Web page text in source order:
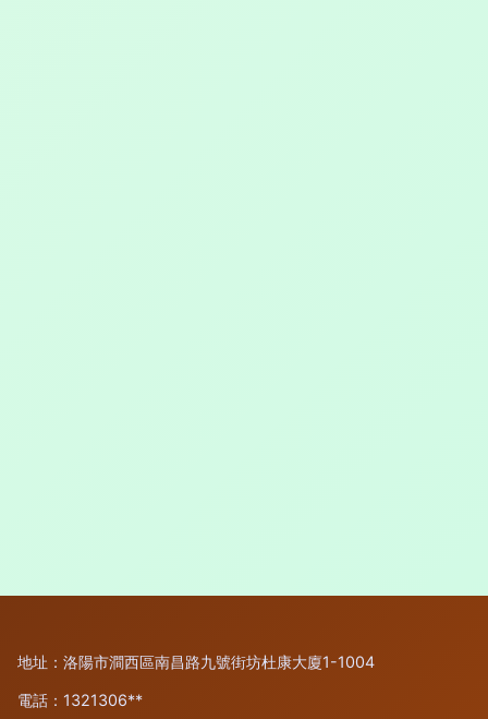
地址：洛陽市澗西區南昌路九號街坊杜康大廈1-1004
電話：1321306**